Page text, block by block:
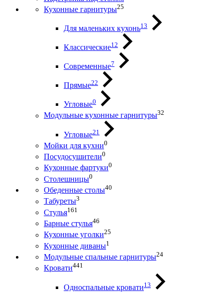
Кухонные гарнитуры25
Для маленьких кухонь13
Классические12
Современные7
Прямые22
Угловые0
Модульные кухонные гарнитуры32
Угловые21
Мойки для кухни0
Посудосушители0
Кухонные фартуки0
Столешницы0
Обеденные столы40
Табуреты3
Стулья161
Барные стулья46
Кухонные уголки25
Кухонные диваны1
Модульные спальные гарнитуры24
Кровати441
Односпальные кровати13